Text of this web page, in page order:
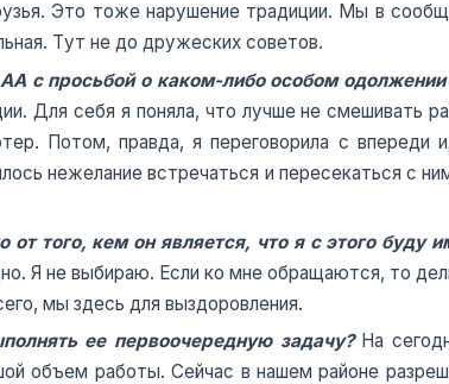
Это тоже нарушение традиции. Мы в
Тут не до дружеских советов.
с просьбой о каком-либо особом
Для себя я поняла, что лучше не смешивать
Потом, правда, я переговорила с
нежелание встречаться и пересекаться с
того, кем он является, что я с этого буду
Я не выбираю. Если ко мне обращаются, то
мы здесь для выздоровления.
ее первоочередную задачу?На
объем работы. Сейчас в нашем районе